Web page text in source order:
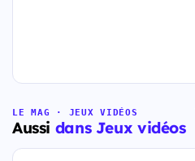
LE MAG · JEUX VIDÉOS
Aussi dans Jeux vidéos